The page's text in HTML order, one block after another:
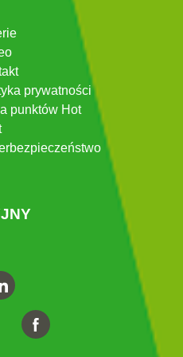
prywatności
punktów Hot